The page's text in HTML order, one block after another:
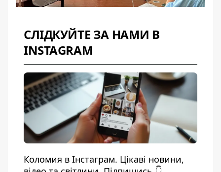
СЛІДКУЙТЕ ЗА НАМИ В
INSTAGRAM
Коломия в Інстаграм. Цікаві новини,